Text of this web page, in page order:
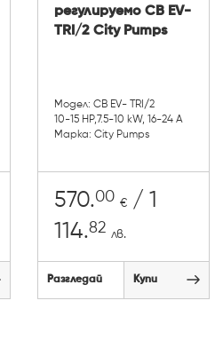
регулируемо CB EV-
TRI/2 City Pumps
Модел: CB EV- TRI/2
10-15 HP,7.5-10 kW, 16-24 A
Марка: City Pumps
570.00 € / 1
114.82 лв.
Разгледай Купи